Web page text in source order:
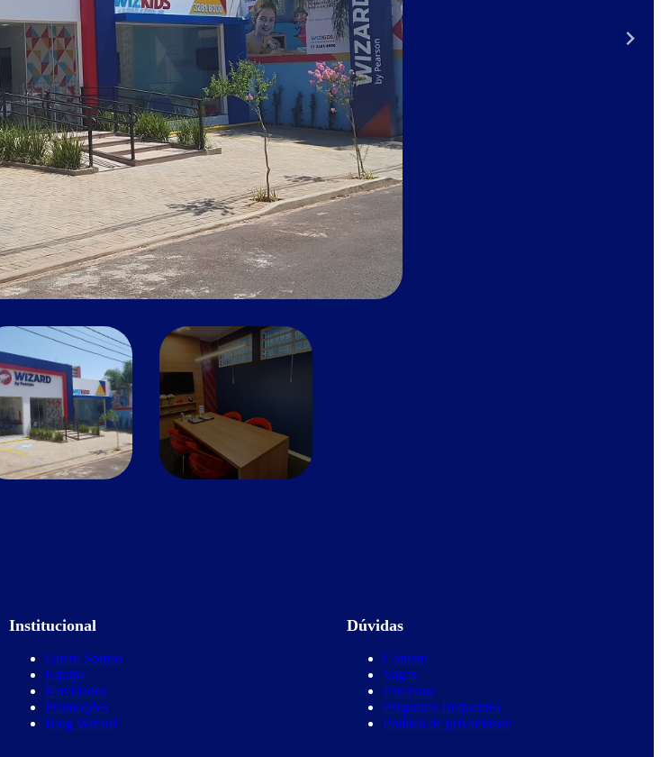
Institucional
Quem Somos
Equipe
Novidades
Promoções
Blog Wizard
Dúvidas
Contato
Vagas
Parcerias
Perguntas frequentes
Política de privacidade